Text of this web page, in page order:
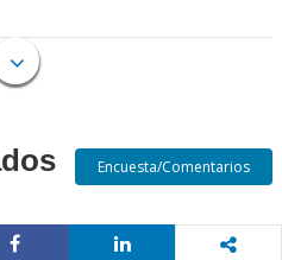
Encuesta/Comentarios